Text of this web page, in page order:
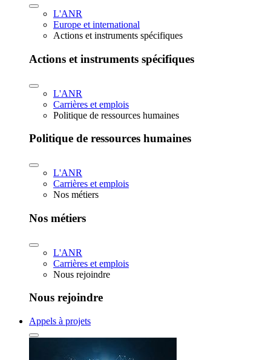
L'ANR
Europe et international
Actions et instruments spécifiques
Actions et instruments spécifiques
L'ANR
Carrières et emplois
Politique de ressources humaines
Politique de ressources humaines
L'ANR
Carrières et emplois
Nos métiers
Nos métiers
L'ANR
Carrières et emplois
Nous rejoindre
Nous rejoindre
Appels à projets